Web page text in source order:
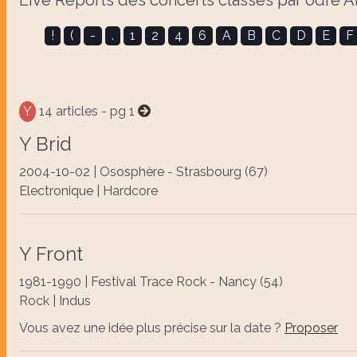
! ( - . 1 2 4 6 A B C D E F
Y 14 articles - pg 1
Y Brid
2004-10-02 | Ososphère - Strasbourg (67)
Electronique | Hardcore
Y Front
1981-1990 | Festival Trace Rock - Nancy (54)
Rock | Indus
Vous avez une idée plus précise sur la date ? Proposer